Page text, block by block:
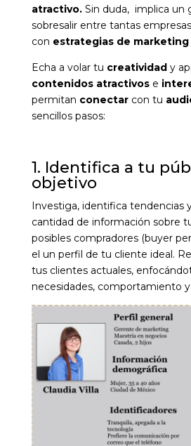
atractivo.Sin duda, implica un
sobresalir entre tantas
con estrategias de
Echa a volar tu creatividady
contenidos atractivos e
permitan conectarcon tu
sencillos pasos:
1. Identifica a tu
objetivo
Investiga, identifica tendencias
cantidad de información sobre
posibles compradores (buyer
el un perfil de tu cliente ideal.
tus clientes actuales,
necesidades, comportamiento